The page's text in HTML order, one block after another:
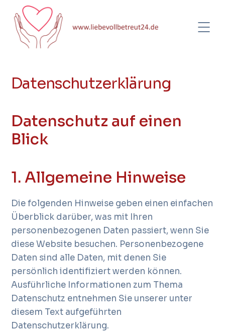
Datenschutzerklärung
Datenschutz auf einen
Blick
1. Allgemeine Hinweise
Die folgenden Hinweise geben einen einfachen
Überblick darüber, was mit Ihren
personenbezogenen Daten passiert, wenn Sie
diese Website besuchen. Personenbezogene
Daten sind alle Daten, mit denen Sie
persönlich identifiziert werden können.
Ausführliche Informationen zum Thema
Datenschutz entnehmen Sie unserer unter
diesem Text aufgeführten
Datenschutzerklärung.